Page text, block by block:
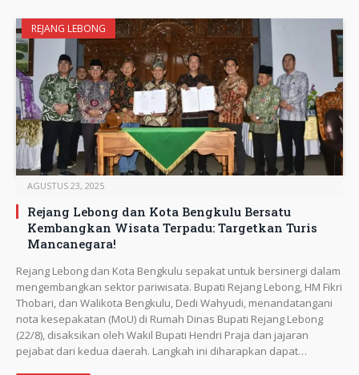
REJANG LEBONG
AGUSTUS 23, 2025
Rejang Lebong dan Kota Bengkulu Bersatu
Kembangkan Wisata Terpadu: Targetkan Turis
Mancanegara!
Rejang Lebong dan Kota Bengkulu sepakat untuk bersinergi dalam
mengembangkan sektor pariwisata. Bupati Rejang Lebong, HM Fikri
Thobari, dan Walikota Bengkulu, Dedi Wahyudi, menandatangani
nota kesepakatan (MoU) di Rumah Dinas Bupati Rejang Lebong
(22/8), disaksikan oleh Wakil Bupati Hendri Praja dan jajaran
pejabat dari kedua daerah. Langkah ini diharapkan dapat…